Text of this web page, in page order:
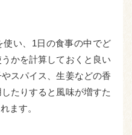
い、1日の食事の中でど
かを計算しておくと良い
スパイス、生姜などの香
たりすると風味が増すた
ます。